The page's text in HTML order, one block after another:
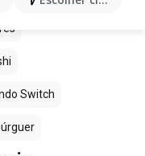
Switch